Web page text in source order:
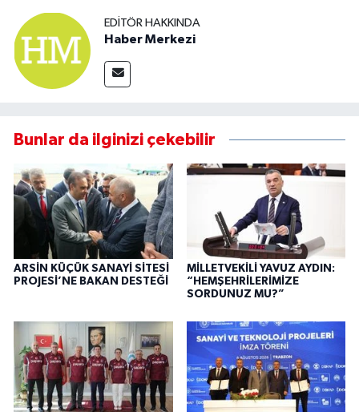
EDITÖR HAKKINDA
Haber Merkezi
Bunlar da ilginizi çekebilir
ARSİN KÜÇÜK SANAYİ SİTESİ
PROJESİ’NE BAKAN DESTEĞİ
MİLLETVEKİLİ YAVUZ AYDIN:
“HEMŞEHRİLERİMİZE
SORDUNUZ MU?”